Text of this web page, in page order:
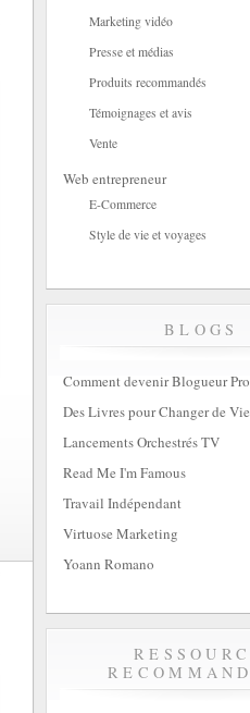
Marketing vidéo
Presse et médias
Produits recommandés
Témoignages et avis
Vente
Web entrepreneur
E-Commerce
Style de vie et voyages
BLOGS
Comment devenir Blogueur
Des Livres pour Changer de Vie
Lancements Orchestrés TV
Read Me I'm Famous
Travail Indépendant
Virtuose Marketing
Yoann Romano